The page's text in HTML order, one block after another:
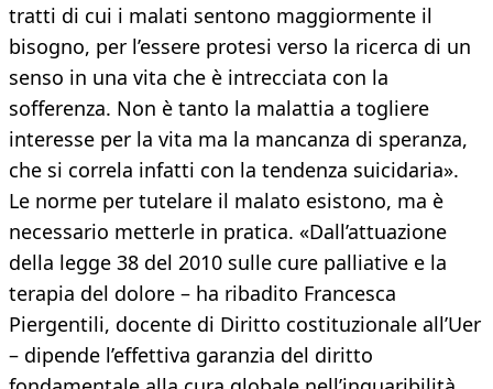
tratti di cui i malati sentono maggiormente il
bisogno, per l’essere protesi verso la ricerca di un
senso in una vita che è intrecciata con la
sofferenza. Non è tanto la malattia a togliere
interesse per la vita ma la mancanza di speranza,
che si correla infatti con la tendenza suicidaria».
Le norme per tutelare il malato esistono, ma è
necessario metterle in pratica. «Dall’attuazione
della legge 38 del 2010 sulle cure palliative e la
terapia del dolore – ha ribadito Francesca
Piergentili, docente di Diritto costituzionale all’Uer
– dipende l’effettiva garanzia del diritto